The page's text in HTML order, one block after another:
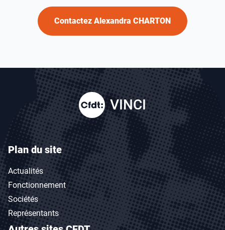
Contactez Alexandra CHARTON
VINCI
Plan du site
Actualités
Fonctionnement
Sociétés
Représentants